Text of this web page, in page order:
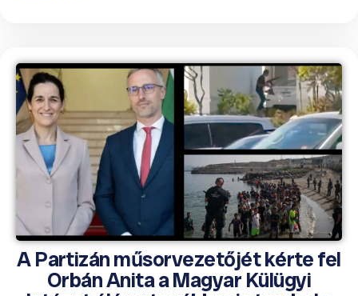
A Partizán műsorvezetőjét kérte fel
Orbán Anita a Magyar Külügyi